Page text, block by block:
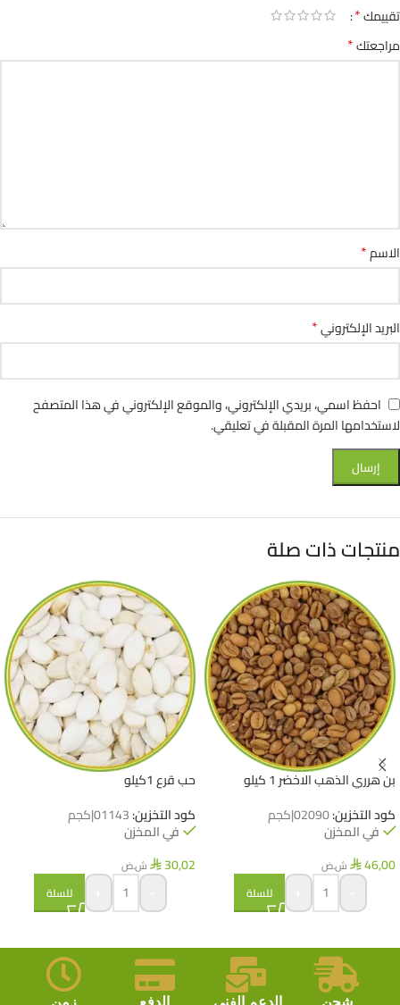
تقييمك*
مراجعتك*
الاسم*
البريد الإلكتروني*
احفظ اسمي، بريدي الإلكتروني، والموقع الإلكتروني في هذا المتصفح
لاستخدامها المرة المقبلة في تعليقي.
منتجات ذات صلة
بن هرري الذهب الاخضر 1 كيلو
كود التخزين:02090|كجم
في المخزن
⃁ 46,00 ش.ض
للسلة
حب قرع 1كيلو
كود التخزين:01143|كجم
في المخزن
⃁ 30,02 ش.ض
للسلة
شحن الدعم الفني. الدفع زمن